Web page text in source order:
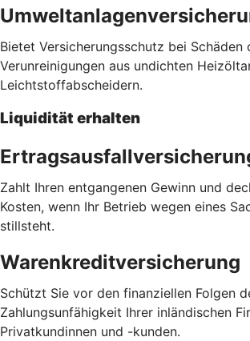
Bietet Versicherungsschutz bei Schäden
Verunreinigungen aus undichten
Leichtstoffabscheidern.
Liquidität erhalten
Zahlt Ihren entgangenen Gewinn und
Kosten, wenn Ihr Betrieb wegen eines
stillsteht.
Warenkreditversicherung
Schützt Sie vor den finanziellen Folgen
Zahlungsunfähigkeit Ihrer inländischen
Privatkundinnen und -kunden.